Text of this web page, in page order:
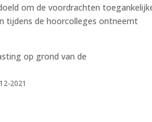
om de voordrachten
tijdens de hoorcolleges ontneemt
op grond van de
2021